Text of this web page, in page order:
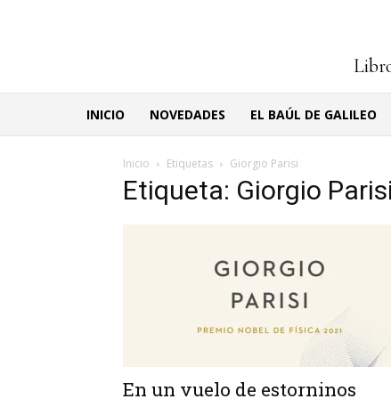
INICIO NOVEDADES EL BAÚL DE GALILEO
Inicio Etiquetas Giorgio Parisi
Etiqueta: Giorgio Parisi
En un vuelo de estorninos